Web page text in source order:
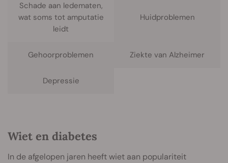
Schade aan ledematen,
wat soms tot amputatie
leidt
Huidproblemen
Gehoorproblemen Ziekte van Alzheimer
Depressie
Wiet en diabetes
In de afgelopen jaren heeft wiet aan populariteit